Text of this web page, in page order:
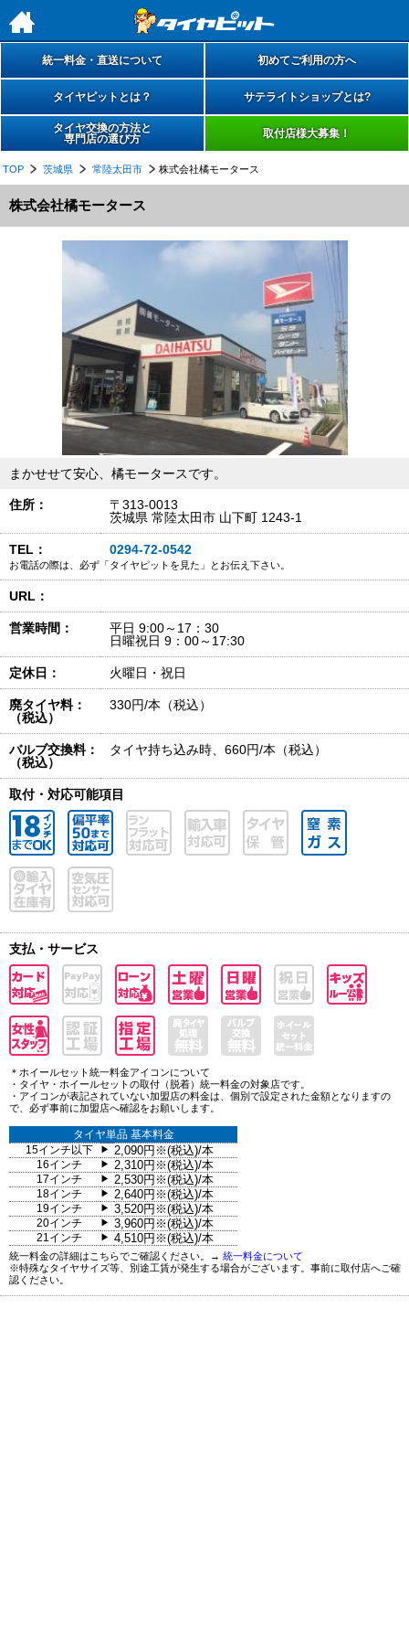
h
統一料金・直送について 初めてご利用の方へ
タイヤピットとは？ サテライトショップとは?
タイヤ交換の方法と
専門店の選び方
取付店様大募集！
TOP 茨城県 常陸太田市 株式会社橘モータース
株式会社橘モータース
まかせせて安心、橘モータースです。
住所：
〒313-0013
茨城県 常陸太田市 山下町 1243-1
TEL： 0294-72-0542
お電話の際は、必ず「タイヤピットを見た」とお伝え下さい。
URL：
営業時間：
平日 9:00～17：30
日曜祝日 9：00～17:30
定休日： 火曜日・祝日
廃タイヤ料：
（税込）
330円/本（税込）
バルブ交換料：
（税込）
タイヤ持ち込み時、660円/本（税込）
取付・対応可能項目
支払・サービス
＊ホイールセット統一料金アイコンについて
・タイヤ・ホイールセットの取付（脱着）統一料金の対象店です。
・アイコンが表記されていない加盟店の料金は、個別で設定された金額となりますの
で、必ず事前に加盟店へ確認をお願いします。
タイヤ単品 基本料金
15インチ以下
▶ 2,090円※(税込)/本
16インチ ▶ 2,310円※(税込)/本
17インチ ▶ 2,530円※(税込)/本
18インチ ▶ 2,640円※(税込)/本
19インチ ▶ 3,520円※(税込)/本
20インチ ▶ 3,960円※(税込)/本
21インチ ▶ 4,510円※(税込)/本
統一料金の詳細はこちらでご確認ください。→ 統一料金について
※特殊なタイヤサイズ等、別途工賃が発生する場合がございます。事前に取付店へご確
認ください。